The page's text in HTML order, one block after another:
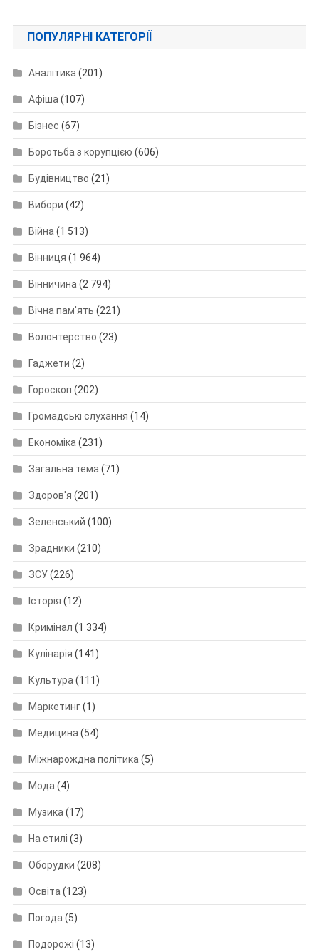
ПОПУЛЯРНІ КАТЕГОРІЇ
Аналітика (201)
Афіша (107)
Бізнес (67)
Боротьба з корупцією (606)
Будівництво (21)
Вибори (42)
Війна (1 513)
Вінниця (1 964)
Вінничина (2 794)
Вічна пам'ять (221)
Волонтерство (23)
Гаджети (2)
Гороскоп (202)
Громадські слухання (14)
Економіка (231)
Загальна тема (71)
Здоров'я (201)
Зеленський (100)
Зрадники (210)
ЗСУ(226)
Історія (12)
Кримінал (1 334)
Кулінарія (141)
Культура (111)
Маркетинг(1)
Медицина (54)
Міжнарождна політика (5)
Мода (4)
Музика (17)
На стилі (3)
Оборудки (208)
Освіта (123)
Погода (5)
Подорожі (13)